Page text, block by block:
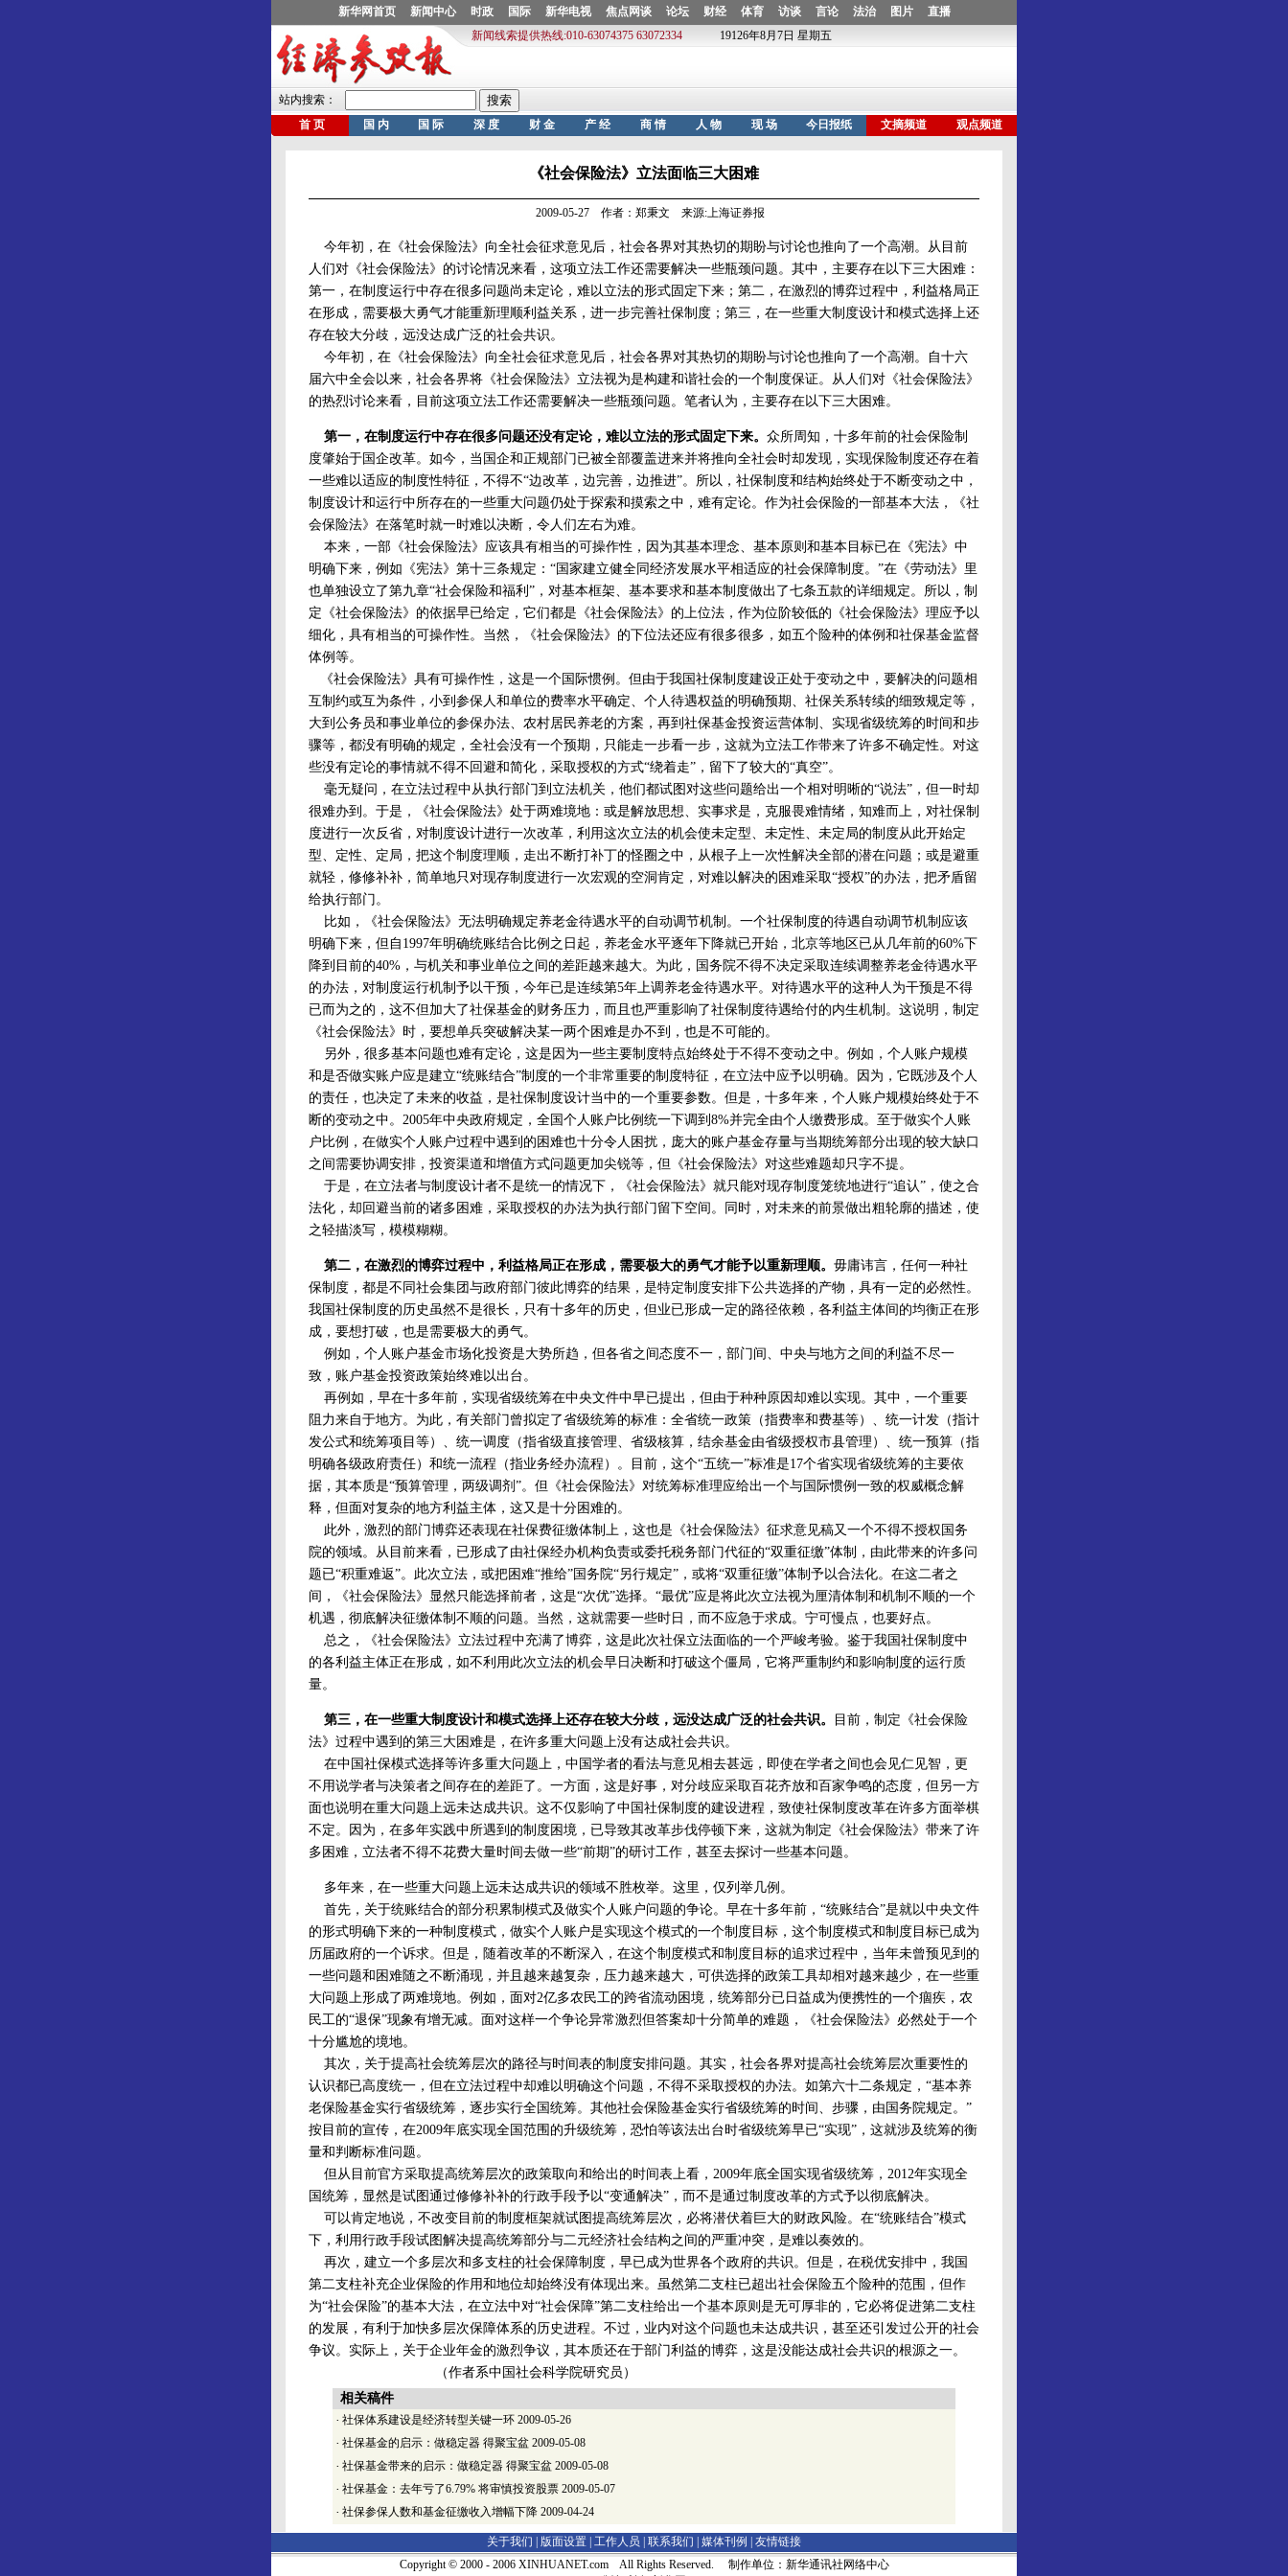
《社会保险法》立法面临三大困难
2009-05-27 作者：郑秉文 来源:上海证券报
今年初，在《社会保险法》向全社会征求意见后，社会各界对其热切的期盼与讨论也推向了一个高潮。从目前
人们对《社会保险法》的讨论情况来看，这项立法工作还需要解决一些瓶颈问题。其中，主要存在以下三大困难：
第一，在制度运行中存在很多问题尚未定论，难以立法的形式固定下来；第二，在激烈的博弈过程中，利益格局正
在形成，需要极大勇气才能重新理顺利益关系，进一步完善社保制度；第三，在一些重大制度设计和模式选择上还
存在较大分歧，远没达成广泛的社会共识。
今年初，在《社会保险法》向全社会征求意见后，社会各界对其热切的期盼与讨论也推向了一个高潮。自十六
届六中全会以来，社会各界将《社会保险法》立法视为是构建和谐社会的一个制度保证。从人们对《社会保险法》
的热烈讨论来看，目前这项立法工作还需要解决一些瓶颈问题。笔者认为，主要存在以下三大困难。
第一，在制度运行中存在很多问题还没有定论，难以立法的形式固定下来。 众所周知，十多年前的社会保险制
度肇始于国企改革。如今，当国企和正规部门已被全部覆盖进来并将推向全社会时却发现，实现保险制度还存在着
一些难以适应的制度性特征，不得不“边改革，边完善，边推进”。所以，社保制度和结构始终处于不断变动之中，
制度设计和运行中所存在的一些重大问题仍处于探索和摸索之中，难有定论。作为社会保险的一部基本大法，《社
会保险法》在落笔时就一时难以决断，令人们左右为难。
本来，一部《社会保险法》应该具有相当的可操作性，因为其基本理念、基本原则和基本目标已在《宪法》中
明确下来，例如《宪法》第十三条规定：“国家建立健全同经济发展水平相适应的社会保障制度。”在《劳动法》里
也单独设立了第九章“社会保险和福利”，对基本框架、基本要求和基本制度做出了七条五款的详细规定。所以，制
定《社会保险法》的依据早已给定，它们都是《社会保险法》的上位法，作为位阶较低的《社会保险法》理应予以
细化，具有相当的可操作性。当然，《社会保险法》的下位法还应有很多很多，如五个险种的体例和社保基金监督
体例等。
《社会保险法》具有可操作性，这是一个国际惯例。但由于我国社保制度建设正处于变动之中，要解决的问题相
互制约或互为条件，小到参保人和单位的费率水平确定、个人待遇权益的明确预期、社保关系转续的细致规定等，
大到公务员和事业单位的参保办法、农村居民养老的方案，再到社保基金投资运营体制、实现省级统筹的时间和步
骤等，都没有明确的规定，全社会没有一个预期，只能走一步看一步，这就为立法工作带来了许多不确定性。对这
些没有定论的事情就不得不回避和简化，采取授权的方式“绕着走”，留下了较大的“真空”。
毫无疑问，在立法过程中从执行部门到立法机关，他们都试图对这些问题给出一个相对明晰的“说法”，但一时却
很难办到。于是，《社会保险法》处于两难境地：或是解放思想、实事求是，克服畏难情绪，知难而上，对社保制
度进行一次反省，对制度设计进行一次改革，利用这次立法的机会使未定型、未定性、未定局的制度从此开始定
型、定性、定局，把这个制度理顺，走出不断打补丁的怪圈之中，从根子上一次性解决全部的潜在问题；或是避重
就轻，修修补补，简单地只对现存制度进行一次宏观的空洞肯定，对难以解决的困难采取“授权”的办法，把矛盾留
给执行部门。
比如，《社会保险法》无法明确规定养老金待遇水平的自动调节机制。一个社保制度的待遇自动调节机制应该
明确下来，但自1997年明确统账结合比例之日起，养老金水平逐年下降就已开始，北京等地区已从几年前的60%下
降到目前的40%，与机关和事业单位之间的差距越来越大。为此，国务院不得不决定采取连续调整养老金待遇水平
的办法，对制度运行机制予以干预，今年已是连续第5年上调养老金待遇水平。对待遇水平的这种人为干预是不得
已而为之的，这不但加大了社保基金的财务压力，而且也严重影响了社保制度待遇给付的内生机制。这说明，制定
《社会保险法》时，要想单兵突破解决某一两个困难是办不到，也是不可能的。
另外，很多基本问题也难有定论，这是因为一些主要制度特点始终处于不得不变动之中。例如，个人账户规模
和是否做实账户应是建立“统账结合”制度的一个非常重要的制度特征，在立法中应予以明确。因为，它既涉及个人
的责任，也决定了未来的收益，是社保制度设计当中的一个重要参数。但是，十多年来，个人账户规模始终处于不
断的变动之中。2005年中央政府规定，全国个人账户比例统一下调到8%并完全由个人缴费形成。至于做实个人账
户比例，在做实个人账户过程中遇到的困难也十分令人困扰，庞大的账户基金存量与当期统筹部分出现的较大缺口
之间需要协调安排，投资渠道和增值方式问题更加尖锐等，但《社会保险法》对这些难题却只字不提。
于是，在立法者与制度设计者不是统一的情况下，《社会保险法》就只能对现存制度笼统地进行“追认”，使之合
法化，却回避当前的诸多困难，采取授权的办法为执行部门留下空间。同时，对未来的前景做出粗轮廓的描述，使
之轻描淡写，模模糊糊。
第二，在激烈的博弈过程中，利益格局正在形成，需要极大的勇气才能予以重新理顺。 毋庸讳言，任何一种社
保制度，都是不同社会集团与政府部门彼此博弈的结果，是特定制度安排下公共选择的产物，具有一定的必然性。
我国社保制度的历史虽然不是很长，只有十多年的历史，但业已形成一定的路径依赖，各利益主体间的均衡正在形
成，要想打破，也是需要极大的勇气。
例如，个人账户基金市场化投资是大势所趋，但各省之间态度不一，部门间、中央与地方之间的利益不尽一
致，账户基金投资政策始终难以出台。
再例如，早在十多年前，实现省级统筹在中央文件中早已提出，但由于种种原因却难以实现。其中，一个重要
阻力来自于地方。为此，有关部门曾拟定了省级统筹的标准：全省统一政策（指费率和费基等）、统一计发（指计
发公式和统筹项目等）、统一调度（指省级直接管理、省级核算，结余基金由省级授权市县管理）、统一预算（指
明确各级政府责任）和统一流程（指业务经办流程）。目前，这个“五统一”标准是17个省实现省级统筹的主要依
据，其本质是“预算管理，两级调剂”。但《社会保险法》对统筹标准理应给出一个与国际惯例一致的权威概念解
释，但面对复杂的地方利益主体，这又是十分困难的。
此外，激烈的部门博弈还表现在社保费征缴体制上，这也是《社会保险法》征求意见稿又一个不得不授权国务
院的领域。从目前来看，已形成了由社保经办机构负责或委托税务部门代征的“双重征缴”体制，由此带来的许多问
题已“积重难返”。此次立法，或把困难“推给”国务院“另行规定”，或将“双重征缴”体制予以合法化。在这二者之
间，《社会保险法》显然只能选择前者，这是“次优”选择。“最优”应是将此次立法视为厘清体制和机制不顺的一个
机遇，彻底解决征缴体制不顺的问题。当然，这就需要一些时日，而不应急于求成。宁可慢点，也要好点。
总之，《社会保险法》立法过程中充满了博弈，这是此次社保立法面临的一个严峻考验。鉴于我国社保制度中
的各利益主体正在形成，如不利用此次立法的机会早日决断和打破这个僵局，它将严重制约和影响制度的运行质
量。
第三，在一些重大制度设计和模式选择上还存在较大分歧，远没达成广泛的社会共识。
目前，制定《社会保险
法》过程中遇到的第三大困难是，在许多重大问题上没有达成社会共识。
在中国社保模式选择等许多重大问题上，中国学者的看法与意见相去甚远，即使在学者之间也会见仁见智，更
不用说学者与决策者之间存在的差距了。一方面，这是好事，对分歧应采取百花齐放和百家争鸣的态度，但另一方
面也说明在重大问题上远未达成共识。这不仅影响了中国社保制度的建设进程，致使社保制度改革在许多方面举棋
不定。因为，在多年实践中所遇到的制度困境，已导致其改革步伐停顿下来，这就为制定《社会保险法》带来了许
多困难，立法者不得不花费大量时间去做一些“前期”的研讨工作，甚至去探讨一些基本问题。
多年来，在一些重大问题上远未达成共识的领域不胜枚举。这里，仅列举几例。
首先，关于统账结合的部分积累制模式及做实个人账户问题的争论。早在十多年前，“统账结合”是就以中央文件
的形式明确下来的一种制度模式，做实个人账户是实现这个模式的一个制度目标，这个制度模式和制度目标已成为
历届政府的一个诉求。但是，随着改革的不断深入，在这个制度模式和制度目标的追求过程中，当年未曾预见到的
一些问题和困难随之不断涌现，并且越来越复杂，压力越来越大，可供选择的政策工具却相对越来越少，在一些重
大问题上形成了两难境地。例如，面对2亿多农民工的跨省流动困境，统筹部分已日益成为便携性的一个痼疾，农
民工的“退保”现象有增无减。面对这样一个争论异常激烈但答案却十分简单的难题，《社会保险法》必然处于一个
十分尴尬的境地。
其次，关于提高社会统筹层次的路径与时间表的制度安排问题。其实，社会各界对提高社会统筹层次重要性的
认识都已高度统一，但在立法过程中却难以明确这个问题，不得不采取授权的办法。如第六十二条规定，“基本养
老保险基金实行省级统筹，逐步实行全国统筹。其他社会保险基金实行省级统筹的时间、步骤，由国务院规定。”
按目前的宣传，在2009年底实现全国范围的升级统筹，恐怕等该法出台时省级统筹早已“实现”，这就涉及统筹的衡
量和判断标准问题。
但从目前官方采取提高统筹层次的政策取向和给出的时间表上看，2009年底全国实现省级统筹，2012年实现全
国统筹，显然是试图通过修修补补的行政手段予以“变通解决”，而不是通过制度改革的方式予以彻底解决。
可以肯定地说，不改变目前的制度框架就试图提高统筹层次，必将潜伏着巨大的财政风险。在“统账结合”模式
下，利用行政手段试图解决提高统筹部分与二元经济社会结构之间的严重冲突，是难以奏效的。
再次，建立一个多层次和多支柱的社会保障制度，早已成为世界各个政府的共识。但是，在税优安排中，我国
第二支柱补充企业保险的作用和地位却始终没有体现出来。虽然第二支柱已超出社会保险五个险种的范围，但作
为“社会保险”的基本大法，在立法中对“社会保障”第二支柱给出一个基本原则是无可厚非的，它必将促进第二支柱
的发展，有利于加快多层次保障体系的历史进程。不过，业内对这个问题也未达成共识，甚至还引发过公开的社会
争议。实际上，关于企业年金的激烈争议，其本质还在于部门利益的博弈，这是没能达成社会共识的根源之一。
（作者系中国社会科学院研究员）
相关稿件
· 社保体系建设是经济转型关键一环 2009-05-26
· 社保基金的启示：做稳定器 得聚宝盆 2009-05-08
· 社保基金带来的启示：做稳定器 得聚宝盆 2009-05-08
· 社保基金：去年亏了6.79% 将审慎投资股票 2009-05-07
· 社保参保人数和基金征缴收入增幅下降 2009-04-24
关于我们 | 版面设置 工作人员 联系我们 媒体刊例
友情链接
Copyright © 2000 - 2006 XINHUANET.com All Rights Reserved. 制作单位：新华通讯社网络中心